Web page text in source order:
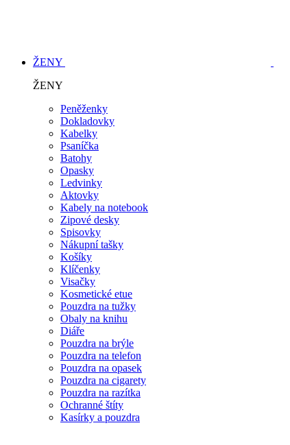
ŽENY
ŽENY
Peněženky
Dokladovky
Kabelky
Psaníčka
Batohy
Opasky
Ledvinky
Aktovky
Kabely na notebook
Zipové desky
Spisovky
Nákupní tašky
Košíky
Klíčenky
Visačky
Kosmetické etue
Pouzdra na tužky
Obaly na knihu
Diáře
Pouzdra na brýle
Pouzdra na telefon
Pouzdra na opasek
Pouzdra na cigarety
Pouzdra na razítka
Ochranné štíty
Kasírky a pouzdra